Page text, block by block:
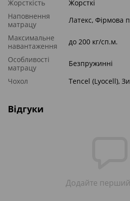
Жорсткість
Жорсткі
Наповнення
матрацу
Латекс, Фірмова
Максимальне
навантаження
до 200 кг/сп.м.
Особливості
матрацу
Безпружинні
Чохол
Tencel (Lyocell),
Відгуки
Додайте перший